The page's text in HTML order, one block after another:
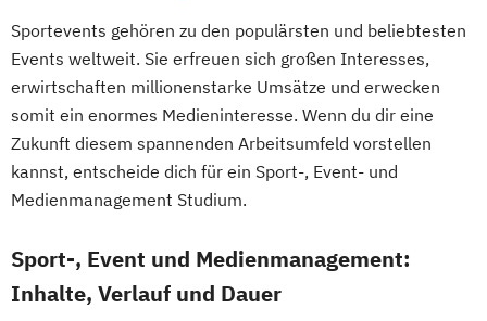
Sportevents gehören zu den populärsten und beliebtesten
Events weltweit. Sie erfreuen sich großen Interesses,
erwirtschaften millionenstarke Umsätze und erwecken
somit ein enormes Medieninteresse. Wenn du dir eine
Zukunft diesem spannenden Arbeitsumfeld vorstellen
kannst, entscheide dich für ein Sport-, Event- und
Medienmanagement Studium.
Sport-, Event und Medienmanagement:
Inhalte, Verlauf und Dauer